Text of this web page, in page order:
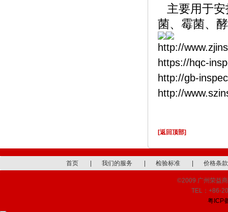
主要用于
菌、霉菌、
http://
https://hqc-
http://gb-
http://
[返回顶部]
首页 我们的服务 检验标准 价格条款
©2009 广州荣益
TEL：+86-
粤ICP